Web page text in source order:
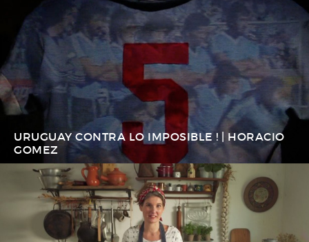
URUGUAY CONTRA LO IMPOSIBLE ! | HORACIO
GOMEZ